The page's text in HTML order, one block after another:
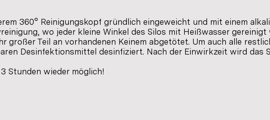
360° Reinigungskopf gründlich eingeweicht und mit einem
wo jeder kleine Winkel des Silos mit Heißwasser
großer Teil an vorhandenen Keinem abgetötet. Um auch alle
Desinfektionsmittel desinfiziert. Nach der Einwirkzeit wird das
Stunden wieder möglich!